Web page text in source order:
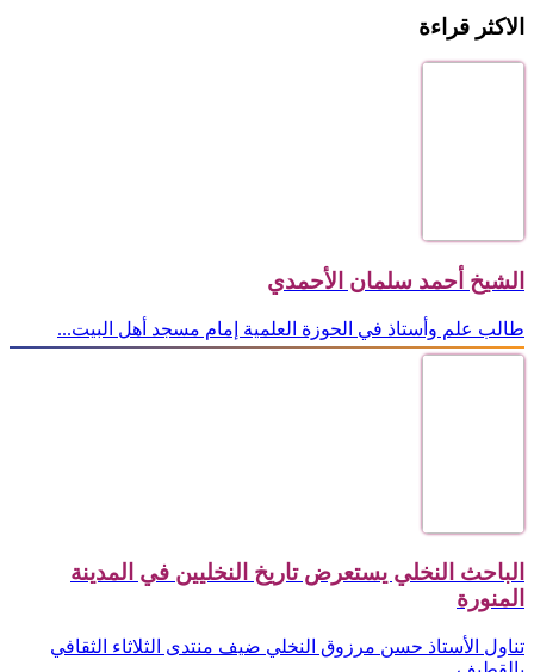
الاكثر قراءة
الشيخ أحمد سلمان الأحمدي
طالب علم وأستاذ في الحوزة العلمية إمام مسجد أهل البيت...
الباحث النخلي يستعرض تاريخ النخليين في المدينة
المنورة
تناول الأستاذ حسن مرزوق النخلي ضيف منتدى الثلاثاء الثقافي